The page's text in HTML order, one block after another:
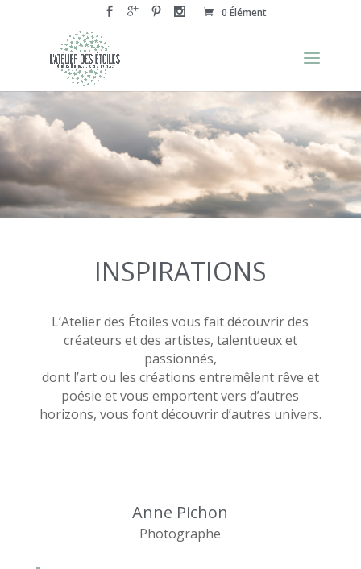
0 Élément
INSPIRATIONS
L’Atelier des Étoiles vous fait découvrir des
créateurs et des artistes, talentueux et
passionnés,
dont l’art ou les créations entremêlent rêve et
poésie et vous emportent vers d’autres
horizons, vous font découvrir d’autres univers.
Anne Pichon
Photographe